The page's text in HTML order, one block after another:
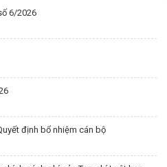
6/2026
định bổ nhiệm cán bộ